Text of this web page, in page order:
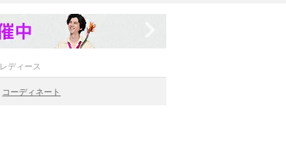
レディース
コーディネート